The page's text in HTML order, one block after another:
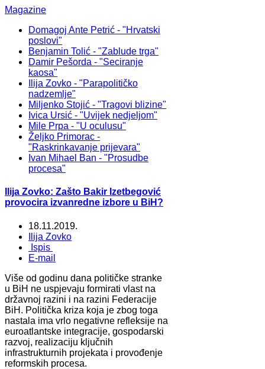
Magazine
Domagoj Ante Petrić - "Hrvatski
poslovi"
Benjamin Tolić - "Zablude trga"
Damir Pešorda - "Seciranje
kaosa"
Ilija Zovko - "Parapolitičko
nadzemlje"
Miljenko Stojić - "Tragovi blizine"
Ivica Ursić - "Uvijek nedjeljom"
Mile Prpa - "U oculusu"
Željko Primorac -
"Raskrinkavanje prijevara"
Ivan Mihael Ban - "Prosudbe
procesa"
Ilija Zovko: Zašto Bakir Izetbegović
provocira izvanredne izbore u BiH?
18.11.2019.
Ilija Zovko
Ispis
E-mail
Više od godinu dana političke stranke
u BiH ne uspjevaju formirati vlast na
državnoj razini i na razini Federacije
BiH. Politička kriza koja je zbog toga
nastala ima vrlo negativne refleksije na
euroatlantske integracije, gospodarski
razvoj, realizaciju ključnih
infrastrukturnih projekata i provođenje
reformskih procesa.